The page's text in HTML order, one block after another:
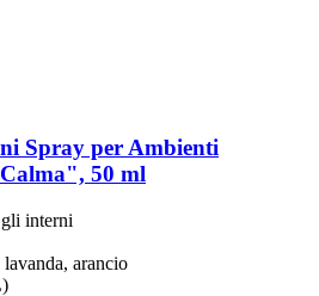
Spray per Ambienti
50 ml
interni
arancio